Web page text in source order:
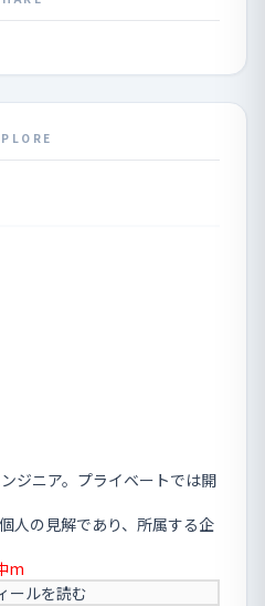
ジニア。プライベートでは開
人の見解であり、所属する企
m
ールを読む